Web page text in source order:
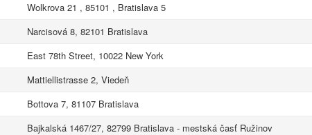
Wolkrova 21 , 85101 , Bratislava 5
Narcisová 8, 82101 Bratislava
East 78th Street, 10022 New York
Mattiellistrasse 2, Viedeň
Bottova 7, 81107 Bratislava
Bajkalská 1467/27, 82799 Bratislava - mestská časť Ružinov